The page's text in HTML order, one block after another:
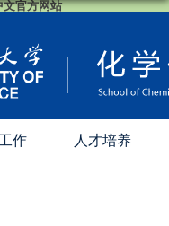
官方网站
作 人才培养